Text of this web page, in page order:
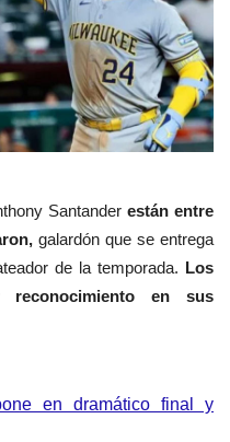
Santander están entre
galardón que se entrega
de la temporada. Los
reconocimiento en sus
en dramático final y